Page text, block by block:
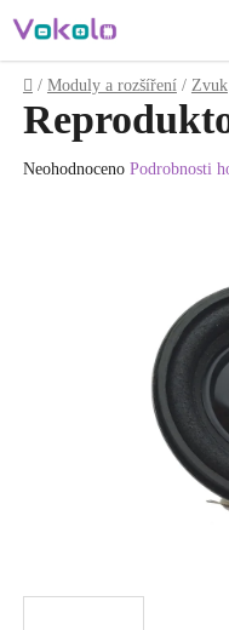
na
obsah
Domů
/ Moduly a rozšíření / Zvuk
Průměrné
Neohodnoceno Podrobnosti